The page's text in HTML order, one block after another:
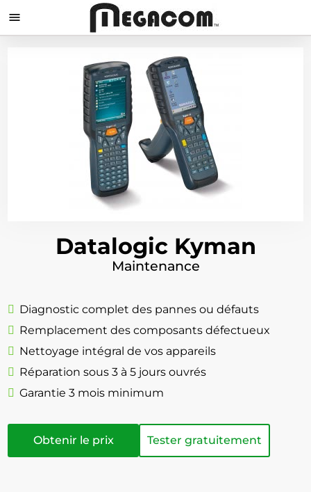

Datalogic Kyman
Maintenance
Diagnostic complet des pannes ou défauts
Remplacement des composants défectueux
Nettoyage intégral de vos appareils
Réparation sous 3 à 5 jours ouvrés
Garantie 3 mois minimum
Obtenir le prix Tester gratuitement